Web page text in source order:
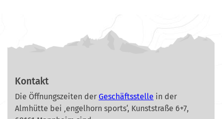
Kontakt
Die Öffnungszeiten der Geschäftsstelle in der
Almhütte bei ‚engelhorn sports‘, Kunststraße 6+7,